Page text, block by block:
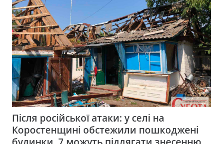
Після російської атаки: у селі на
Коростенщині обстежили пошкоджені